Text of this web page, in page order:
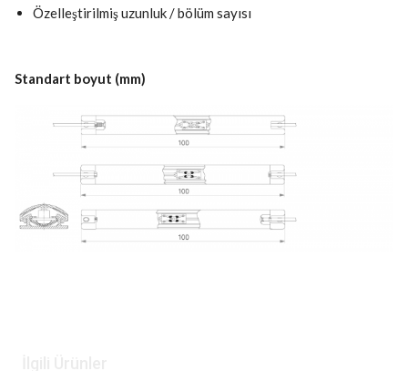
Özelleştirilmiş uzunluk / bölüm sayısı
Standart boyut (mm)